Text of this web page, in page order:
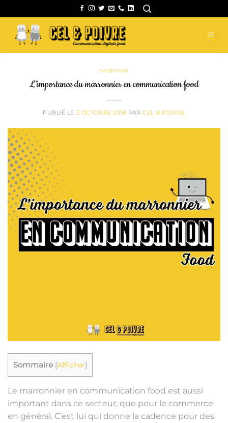
au
contenu
MARKETING
L’importance du marronnier en communication food
PUBLIÉ LE 3 OCTOBRE 2018 PARCEL & POIVRE
Sommaire [Afficher]
Le marronnier en communication food est aussi
important dans ce secteur, que pour le commerce
en général. C’est lui qui donne la cadence pour des